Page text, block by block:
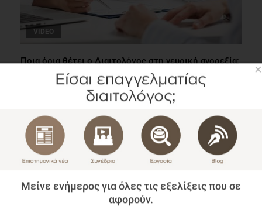
Ποια όρια θέτει ο Διαιτολόγος στη νευρική ανορεξία;
Ομιλίες
×
Μείνε ενήμερος για όλες τις εξελίξεις που σε
αφορούν.